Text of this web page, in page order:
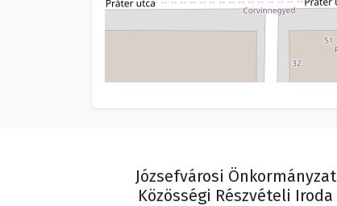
Józsefvárosi Önkormányzat
Közösségi Részvételi Iroda